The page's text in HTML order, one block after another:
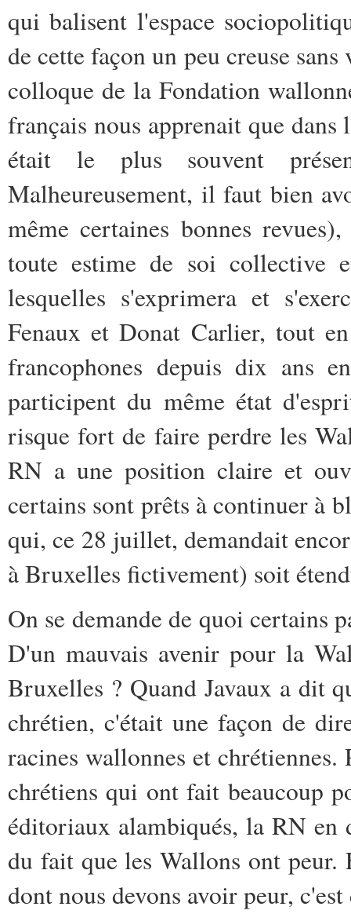
qui balisent l'espace
de cette façon un peu creuse
colloque de la Fondation
français nous apprenait que dans
était le plus souvent
Malheureusement, il faut bien
même certaines bonnes
toute estime de soi collective
lesquelles s'exprimera et
Fenaux et Donat Carlier, tout
francophones depuis dix ans
participent du même état
risque fort de faire perdre les
RN a une position claire et
certains sont prêts à continuer à
qui, ce 28 juillet, demandait
à Bruxelles fictivement) soit
On se demande de quoi certains
D'un mauvais avenir pour la
Bruxelles ? Quand Javaux a dit
chrétien, c'était une façon de
racines wallonnes et
chrétiens qui ont fait beaucoup
éditoriaux alambiqués, la RN
du fait que les Wallons ont peur.
dont nous devons avoir peur,